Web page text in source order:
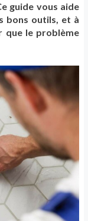
guide vous aide
bons outils, et à
que le problème